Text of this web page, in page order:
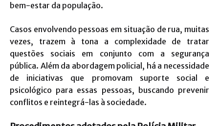
bem-estar da população.
Casos envolvendo pessoas em situação de rua, muitas
vezes, trazem à tona a complexidade de tratar
questões sociais em conjunto com a segurança
pública. Além da abordagem policial, há a necessidade
de iniciativas que promovam suporte social e
psicológico para essas pessoas, buscando prevenir
conflitos e reintegrá-las à sociedade.